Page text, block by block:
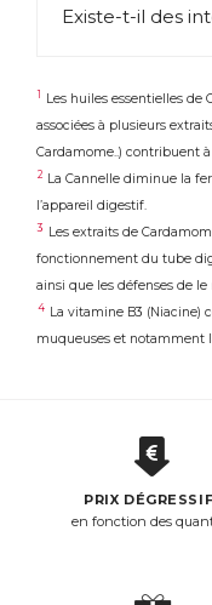
Existe-t-il des
1
Les huiles essentielles de
associées à plusieurs
Cardamome..) contribuent
2 La Cannelle diminue la
l’appareil digestif.
3
Les extraits de
fonctionnement du tube
ainsi que les défenses de
4 La vitamine B3
muqueuses et notamment
PRIX
en fonction des